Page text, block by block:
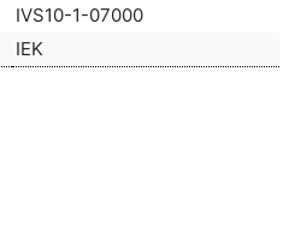
IVS10-1-07000
IEK